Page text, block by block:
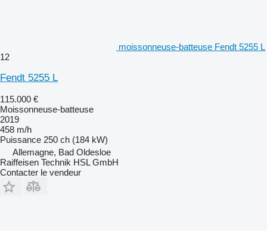
moissonneuse-batteuse Fendt 5255 L
12
Fendt 5255 L
115.000 €
Moissonneuse-batteuse
2019
458 m/h
Puissance 250 ch (184 kW)
Allemagne, Bad Oldesloe
Raiffeisen Technik HSL GmbH
Contacter le vendeur